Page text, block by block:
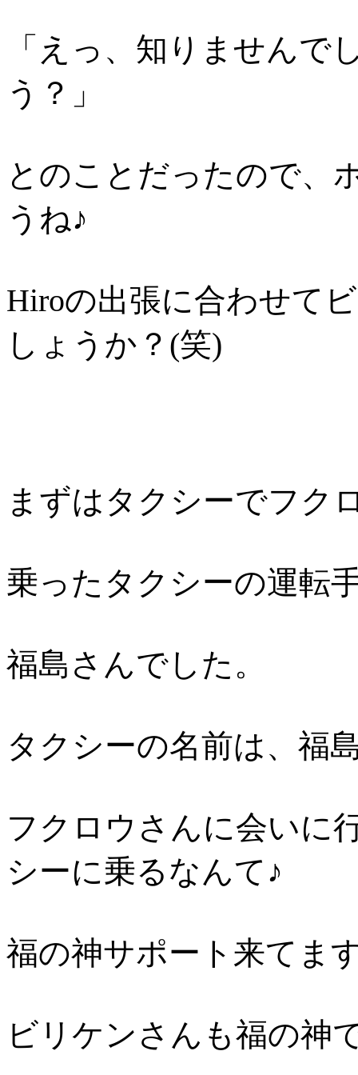
「えっ、知りませんで
う？」
とのことだったので、
うね♪
Hiroの出張に合わせて
しょうか？(笑)
まずはタクシーでフク
乗ったタクシーの運転
福島さんでした。
タクシーの名前は、福
フクロウさんに会いに
シーに乗るなんて♪
福の神サポート来てま
ビリケンさんも福の神